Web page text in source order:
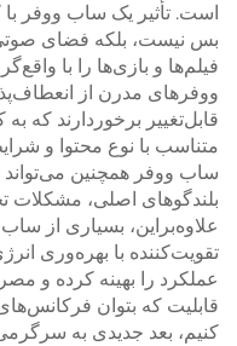
است. تأثیر یک ساب ووفر
بس نیست، بلکه فضای
فیلم‌ها و بازی‌ها را با
ووفرهای مدرن از
قابل‌تغییر برخوردارند که
متناسب با نوع محتوا و
ساب ووفر همچنین می‌تواند
بلندگوهای اصلی،
علاوه‌براین، بسیاری از
تقویت‌کننده با بهره‌وری
عملکرد را بهینه کرده و
قابلیت که بتوان
کنیم، بعد جدیدی به